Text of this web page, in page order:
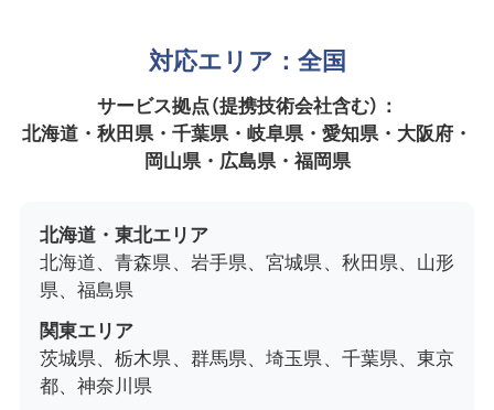
対応エリア：全国
サービス拠点（提携技術会社含む）：
北海道・秋田県・千葉県・岐阜県・愛知県・大阪府・
岡山県・広島県・福岡県
北海道・東北エリア
北海道、青森県、岩手県、宮城県、秋田県、山形
県、福島県
関東エリア
茨城県、栃木県、群馬県、埼玉県、千葉県、東京
都、神奈川県